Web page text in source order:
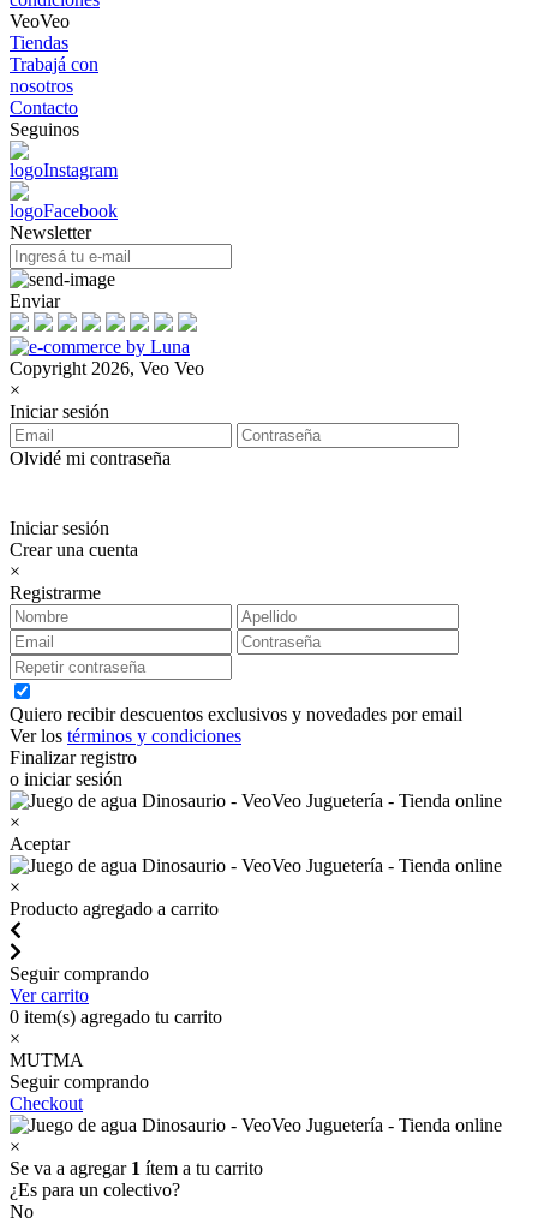
VeoVeo
Tiendas
Trabajá con
nosotros
Contacto
Seguinos
Newsletter
Enviar
Copyright 2026, Veo Veo
×
Iniciar sesión
Olvidé mi contraseña
Iniciar sesión
Crear una cuenta
×
Registrarme
Quiero recibir descuentos exclusivos y novedades por email
Ver los términos y condiciones
Finalizar registro
o iniciar sesión
×
Aceptar
×
Producto agregado a carrito
Seguir comprando
Ver carrito
0 item(s) agregado tu carrito
×
MUTMA
Seguir comprando
Checkout
×
Se va a agregar 1 ítem a tu carrito
¿Es para un colectivo?
No